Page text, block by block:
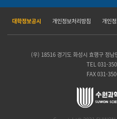
대학정보공시 개인정보처리방침 개인
(우) 18516 경기도 화성시 효행구 정
TEL 031-
FAX 031-